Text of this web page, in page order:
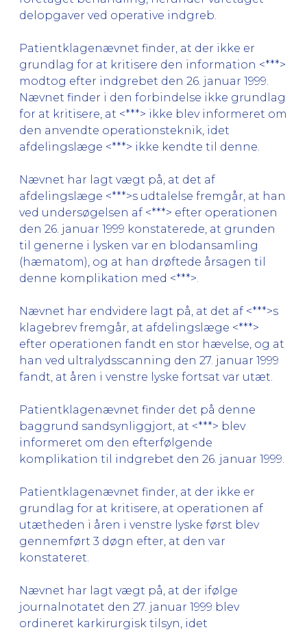
delopgaver ved operative indgreb.
Patientklagenævnet finder, at der ikke er
grundlag for at kritisere den information <***>
modtog efter indgrebet den 26. januar 1999.
Nævnet finder i den forbindelse ikke grundlag
for at kritisere, at <***> ikke blev informeret om
den anvendte operationsteknik, idet
afdelingslæge <***> ikke kendte til denne.
Nævnet har lagt vægt på, at det af
afdelingslæge <***>s udtalelse fremgår, at han
ved undersøgelsen af <***> efter operationen
den 26. januar 1999 konstaterede, at grunden
til generne i lysken var en blodansamling
(hæmatom), og at han drøftede årsagen til
denne komplikation med <***>.
Nævnet har endvidere lagt på, at det af <***>s
klagebrev fremgår, at afdelingslæge <***>
efter operationen fandt en stor hævelse, og at
han ved ultralydsscanning den 27. januar 1999
fandt, at åren i venstre lyske fortsat var utæt.
Patientklagenævnet finder det på denne
baggrund sandsynliggjort, at <***> blev
informeret om den efterfølgende
komplikation til indgrebet den 26. januar 1999.
Patientklagenævnet finder, at der ikke er
grundlag for at kritisere, at operationen af
utætheden i åren i venstre lyske først blev
gennemført 3 døgn efter, at den var
konstateret.
Nævnet har lagt vægt på, at der ifølge
journalnotatet den 27. januar 1999 blev
ordineret karkirurgisk tilsyn, idet